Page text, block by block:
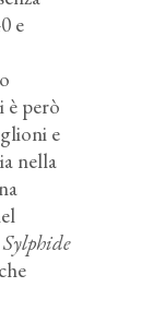
e
è però
e
nella